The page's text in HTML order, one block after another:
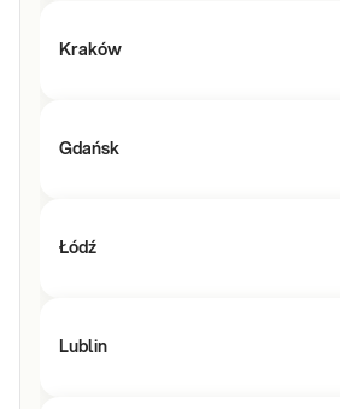
Kraków
Gdańsk
Łódź
Lublin